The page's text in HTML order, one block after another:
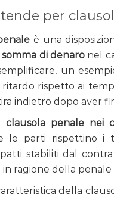
per
è una
di denaro nel
un
rispetto ai
indietro dopo aver
clausola penale nei
le parti rispettino i
stabiliti dal
ragione della penale
della